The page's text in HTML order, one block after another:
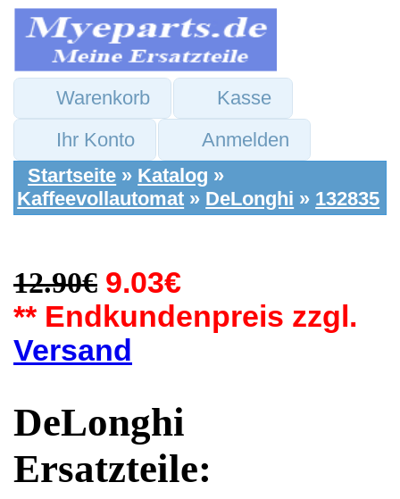
Warenkorb
Kasse
Ihr Konto
Anmelden
»
Kaffeevollautomat» DeLonghi» 132835
12.90€ 9.03€
DeLonghi
Ersatzteile:
Mühlwerk Mahlstein
Schraube Halterung
Perfekta
ESAM5400.GD -2